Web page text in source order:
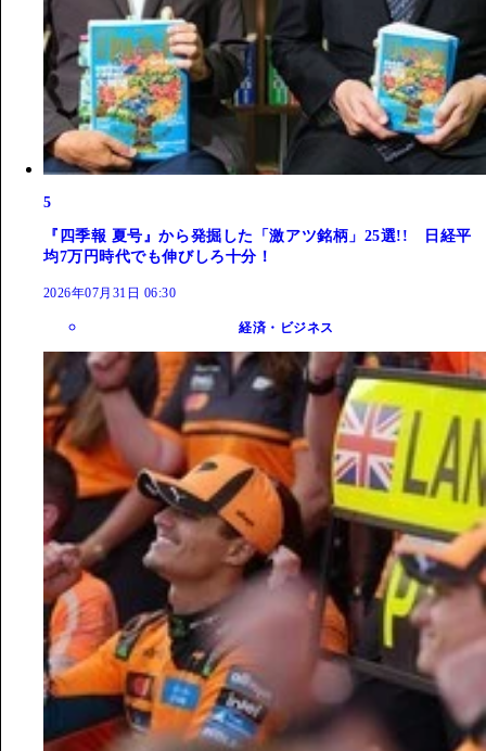
5
『四季報 夏号』から発掘した「激アツ銘柄」25選!! 日経平
均7万円時代でも伸びしろ十分！
2026年07月31日 06:30
経済・ビジネス